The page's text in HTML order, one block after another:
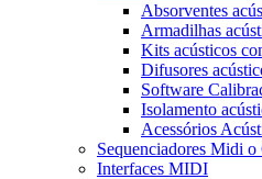
Absorventes
Armadilhas
Kits acústicos
Difusores
Software
Isolamento
Acessórios
Sequenciadores Midi
Interfaces MIDI